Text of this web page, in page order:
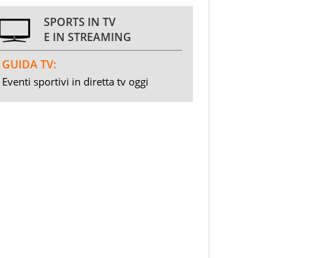
SPORTS IN TV
E IN STREAMING
GUIDA TV:
Eventi sportivi in diretta tv oggi